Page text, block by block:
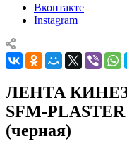
Вконтакте
Instagram
ЛЕНТА
SFM-
(черная)